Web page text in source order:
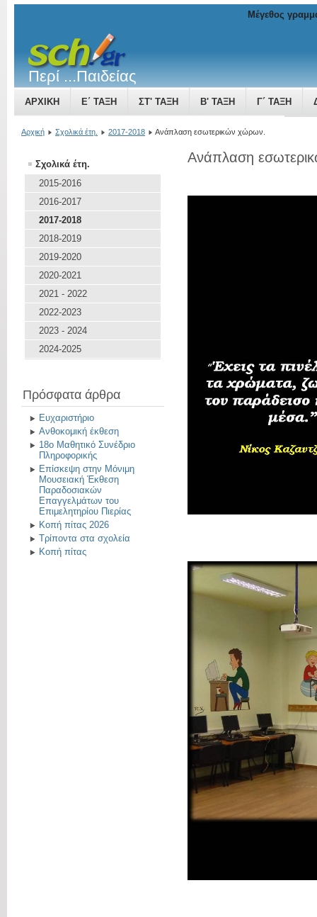
Περί ...Παιδείας
ΑΡΧΙΚΉ Ε΄ ΤΆΞΗ ΣΤ' ΤΆΞΗ Β' ΤΆΞΗ Γ΄ ΤΆΞΗ
ΤΟ ΒΥΖΑΝΤΙΝΌ ΚΡΆΤΟΣ ΜΙΑ ΔΎΝΑΜΗ ΠΟΥ ΜΕΓΑΛΏΝΕΙ
Μέγεθος
Αρχική Σχολικά έτη. 2017-2018 Ανάπλαση εσωτερικών χώρων.
Σχολικά έτη.
2015-2016
2016-2017
2017-2018
2018-2019
2019-2020
2020-2021
2021 - 2022
2022-2023
2023 - 2024
2024-2025
Πρόσφατα άρθρα
Ευχαριστήριο
Ανθοκομική έκθεση
18ο Μαθητικό Συνέδριο
Πληροφορικής
Επίσκεψη στην Μόνιμη
Μουσειακή Έκθεση
Παραδοσιακών
Επαγγελμάτων του
Επιμελητηρίου Πιερίας
Κοπή πίτας 2026
Τρίποντα στα σχολεία
Κοπή πίτας
Ανάπλαση